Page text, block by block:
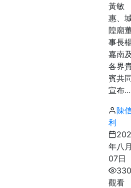
黃敏
惠、
隍廟
事長
嘉南
各界
賓共
宣布...
陳
利
年八
07日
330
觀看